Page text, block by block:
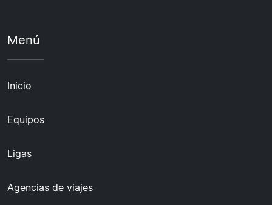
Menú
Inicio
Equipos
Ligas
Agencias de viajes